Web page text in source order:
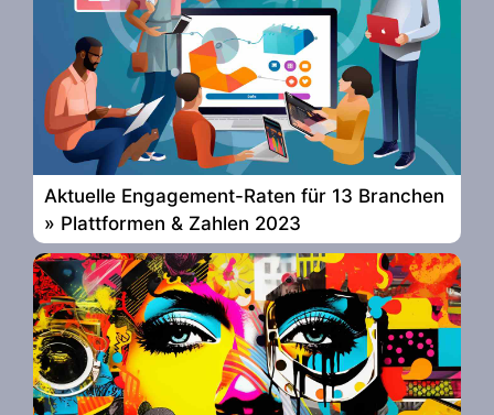
Aktuelle Engagement-Raten für 13 Branchen
» Plattformen & Zahlen 2023